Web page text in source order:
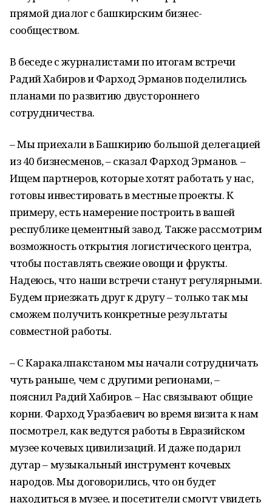
прямой диалог с башкирским бизнес-
сообществом.
В беседе с журналистами по итогам встречи
Радий Хабиров и Фарход Эрманов поделились
планами по развитию двустороннего
сотрудничества.
– Мы приехали в Башкирию большой делегацией
из 40 бизнесменов, – сказал Фарход Эрманов. –
Ищем партнеров, которые хотят работать у нас,
готовы инвестировать в местные проекты. К
примеру, есть намерение построить в вашей
республике цементный завод. Также рассмотрим
возможность открытия логистического центра,
чтобы поставлять свежие овощи и фрукты.
Надеюсь, что наши встречи станут регулярными.
Будем приезжать друг к другу – только так мы
сможем получить конкретные результаты
совместной работы.
– С Каракалпакстаном мы начали сотрудничать
чуть раньше, чем с другими регионами, –
пояснил Радий Хабиров. – Нас связывают общие
корни. Фарход Уразбаевич во время визита к нам
посмотрел, как ведутся работы в Евразийском
музее кочевых цивилизаций. И даже подарил
дутар – музыкальный инструмент кочевых
народов. Мы договорились, что он будет
находиться в музее, и посетители смогут увидеть